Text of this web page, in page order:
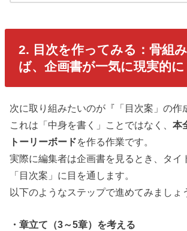
2. 目次を作ってみる：骨組
ば、企画書が一気に現実的に
次に取り組みたいのが『「目次案」の作
これは「中身を書く」ことではなく、本
トーリーボードを作る作業です。
実際に編集者は企画書を見るとき、タイ
「目次案」に目を通します。
以下のようなステップで進めてみましょ
・章立て（3～5章）を考える